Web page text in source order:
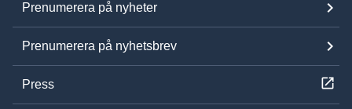
Prenumerera på nyheter
Prenumerera på nyhetsbrev
Press